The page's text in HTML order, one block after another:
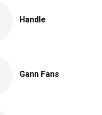
Handle
Gann Fans